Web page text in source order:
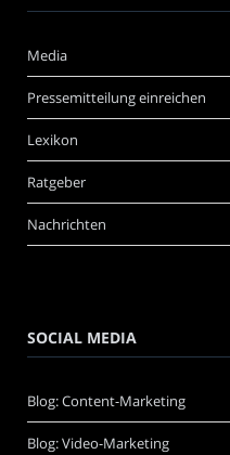
Media
Pressemitteilung einreichen
Lexikon
Ratgeber
Nachrichten
SOCIAL MEDIA
Blog: Content-Marketing
Blog: Video-Marketing